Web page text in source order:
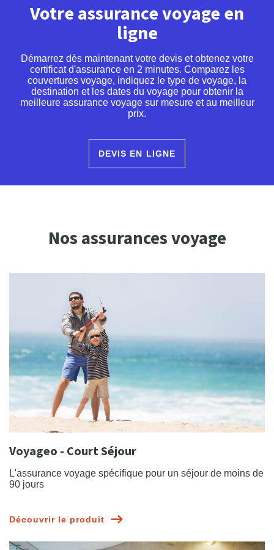
Votre assurance voyage en
ligne
Démarrez dès maintenant votre devis et obtenez votre
certificat d'assurance en 2 minutes. Comparez les
couvertures voyage, indiquez le type de voyage, la
destination et les dates du voyage pour obtenir la
meilleure assurance voyage sur mesure et au meilleur
prix.
DEVIS EN LIGNE
Nos assurances voyage
Voyageo - Court Séjour
L'assurance voyage spécifique pour un séjour de moins de
90 jours
Découvrir le produit